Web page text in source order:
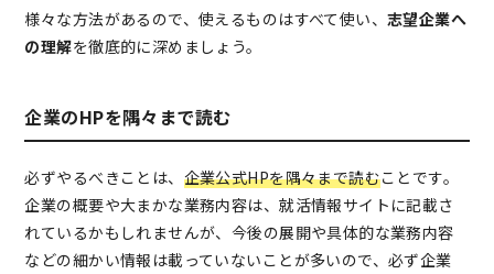
様々な方法があるので、使えるものはすべて使い、志望企業へ
の理解を徹底的に深めましょう。
企業のHPを隅々まで読む
必ずやるべきことは、 企業公式HPを隅々まで読むことです。
企業の概要や大まかな業務内容は、就活情報サイトに記載さ
れているかもしれませんが、今後の展開や具体的な業務内容
などの細かい情報は載っていないことが多いので、必ず企業